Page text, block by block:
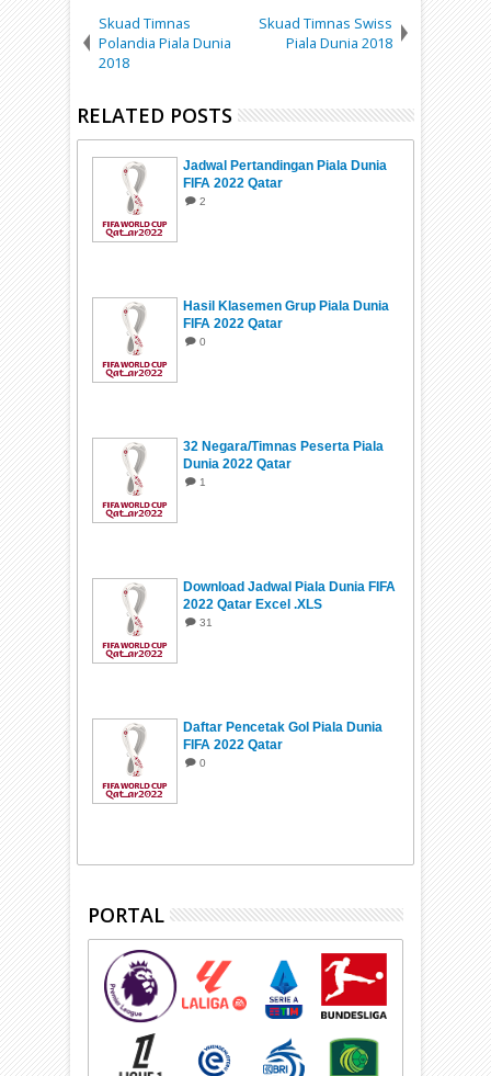
Skuad Timnas
Polandia Piala Dunia
2018
Skuad Timnas Swiss
Piala Dunia 2018
RELATED POSTS
Jadwal Pertandingan Piala Dunia
FIFA 2022 Qatar
2
Hasil Klasemen Grup Piala Dunia
FIFA 2022 Qatar
0
32 Negara/Timnas Peserta Piala
Dunia 2022 Qatar
1
Download Jadwal Piala Dunia FIFA
2022 Qatar Excel .XLS
31
Daftar Pencetak Gol Piala Dunia
FIFA 2022 Qatar
0
PORTAL